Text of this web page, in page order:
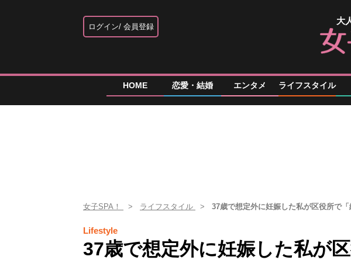
ログイン 会員登録
大
HOME 恋愛・結婚 エンタメ ライフスタイル
女子SPA！ ライフスタイル 37歳で想定外に妊娠した私が区役所で
Lifestyle
37歳で想定外に妊娠した私が